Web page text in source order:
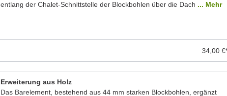
entlang der Chalet-Schnittstelle der Blockbohlen über die Dach ... Mehr
34,00
Erweiterung aus Holz
Das Barelement, bestehend aus 44 mm starken Blockbohlen, ergänzt